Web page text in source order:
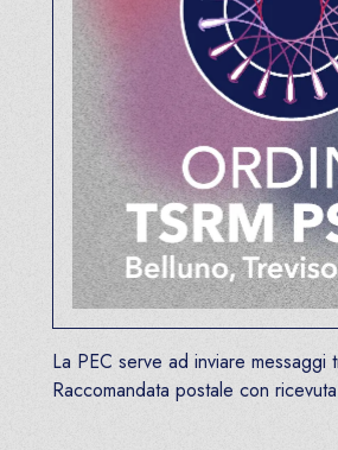
La PEC serve ad inviare
Raccomandata postale con